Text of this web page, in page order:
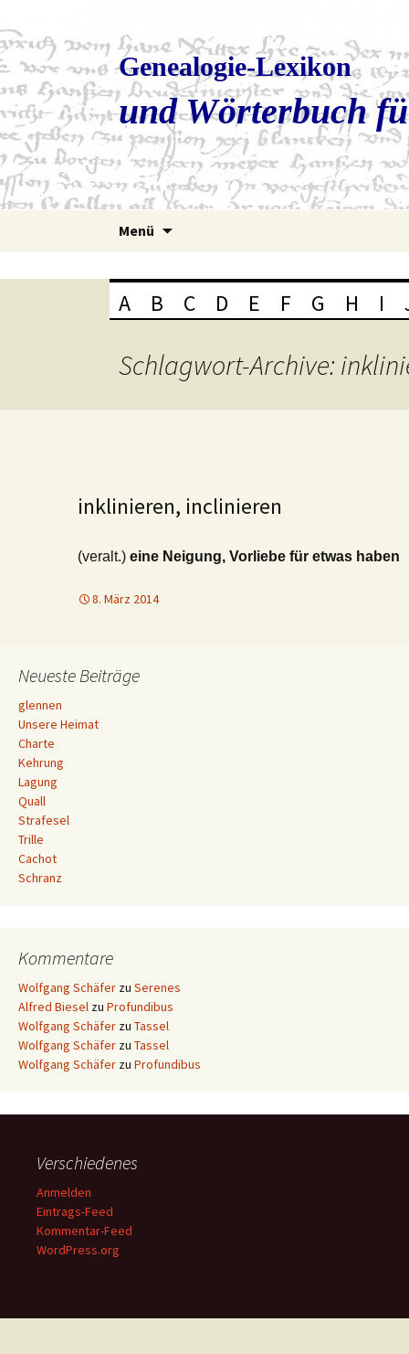
Genealogie-Lexikon
und Wörterbuch
Menü
A B C D E F G H I
Schlagwort-Archive:
inklinieren, inclinieren
(veralt.) eine Neigung, Vorliebe für etwas haben
8. März 2014
Neueste Beiträge
glennen
Unsere Heimat
Charte
Kehrung
Lagung
Quall
Strafesel
Trille
Cachot
Schranz
Kommentare
Wolfgang Schäfer zu Serenes
Alfred Biesel zu Profundibus
Wolfgang Schäfer zu Tassel
Wolfgang Schäfer zu Tassel
Wolfgang Schäfer zu Profundibus
Verschiedenes
Anmelden
Eintrags-Feed
Kommentar-Feed
WordPress.org